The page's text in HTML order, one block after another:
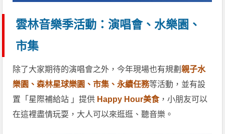
雲林音樂季活動：演唱會、水樂園、
市集
除了大家期待的演唱會之外，今年現場也有規劃親子水
樂園、森林星球樂園、市集、永續任務等活動，並有設
置「星際補給站 」提供 Happy Hour美食，小朋友可以
在這裡盡情玩耍，大人可以來逛逛、聽音樂。